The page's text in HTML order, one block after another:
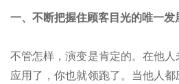
一、不断把握住顾客目光的唯一发
不管怎样，演变是肯定的。在他
应用了，你也就领跑了。当他人